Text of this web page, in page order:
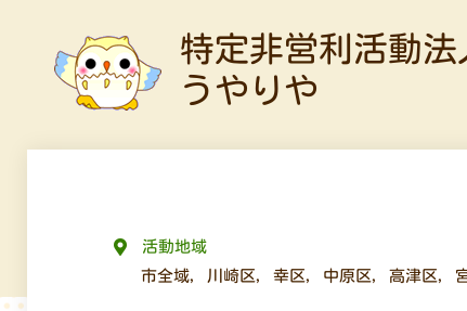
特定非営利活動
うやりや
活動地域
市全域, 川崎区, 幸区, 中原区, 高津区,